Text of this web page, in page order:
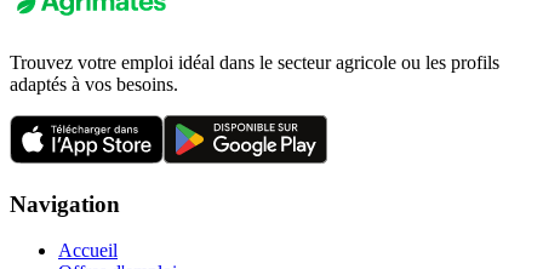
Trouvez votre emploi idéal dans le secteur agricole ou les profils
adaptés à vos besoins.
Navigation
Accueil